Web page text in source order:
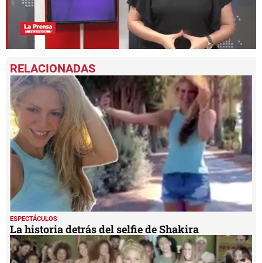
seconds
of
minutes,
second
ESPECTÁCULOS
La historia detrás del selfie de Shakira